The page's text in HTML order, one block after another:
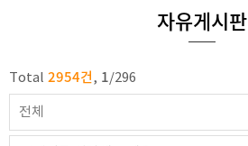
자유게시판
Total 2954건, 1/296
전체